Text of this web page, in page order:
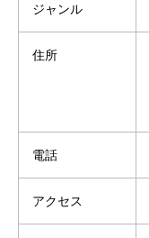
ジャンル
住所
電話
アクセス